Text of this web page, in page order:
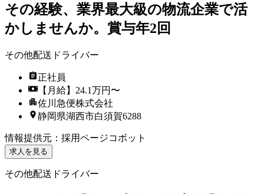
その経験、業界最大級の物流企業で活
かしませんか。賞与年2回
その他配送ドライバー
正社員
【月給】24.1万円〜
佐川急便株式会社
静岡県湖西市白須賀6288
情報提供元 ： 採用ページコボット
求人を見る
その他配送ドライバー